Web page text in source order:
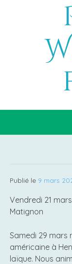
Publié le 9 mars
Vendredi 21
Matignon
Samedi 29 mars
américaine à
laïque. Nous